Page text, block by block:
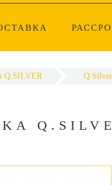
Q.SILVER